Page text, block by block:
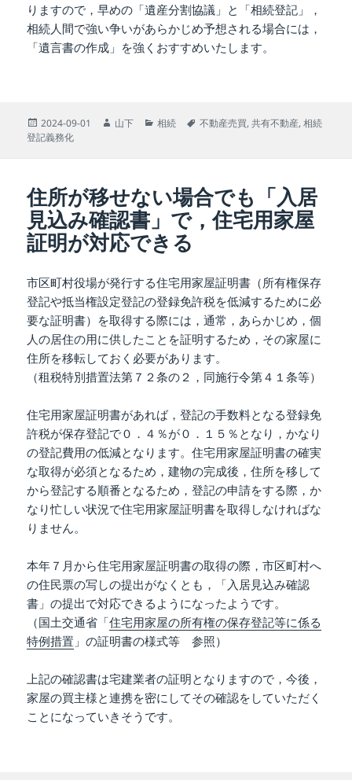
りますので，早めの「遺産分割協議」と「相続登記」，
相続人間で強い争いがあらかじめ予想される場合には，
「遺言書の作成」を強くおすすめいたします。
投
稿
2024-09-01
作
山下
カ
相続
タ
不動産売買,共有不動産,相続
登記義務化
住所が移せない場合でも「入居
見込み確認書」で，住宅用家屋
証明が対応できる
市区町村役場が発行する住宅用家屋証明書（所有権保存
登記や抵当権設定登記の登録免許税を低減するために必
要な証明書）を取得する際には，通常，あらかじめ，個
人の居住の用に供したことを証明するため，その家屋に
住所を移転しておく必要があります。
（租税特別措置法第７２条の２，同施行令第４１条等）
住宅用家屋証明書があれば，登記の手数料となる登録免
許税が保存登記で０．４％が０．１５％となり，かなり
の登記費用の低減となります。住宅用家屋証明書の確実
な取得が必須となるため，建物の完成後，住所を移して
から登記する順番となるため，登記の申請をする際，か
なり忙しい状況で住宅用家屋証明書を取得しなければな
りません。
本年７月から住宅用家屋証明書の取得の際，市区町村へ
の住民票の写しの提出がなくとも，「入居見込み確認
書」の提出で対応できるようになったようです。
（国土交通省「住宅用家屋の所有権の保存登記等に係る
特例措置 」の証明書の様式等 参照）
上記の確認書は宅建業者の証明となりますので，今後，
家屋の買主様と連携を密にしてその確認をしていただく
ことになっていきそうです。